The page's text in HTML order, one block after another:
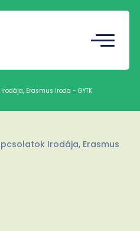
Erasmus Iroda - GYTK
Irodája, Erasmus